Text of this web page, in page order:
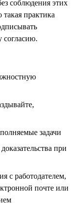
соблюдения этих
практика
согласию.
задачи
при
с работодателем,
почте или